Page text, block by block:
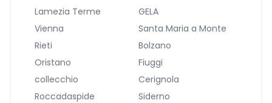
Lamezia Terme
GELA
Vienna
Santa Maria a Monte
Rieti
Bolzano
Oristano
Fiuggi
collecchio
Cerignola
Roccadaspide
Siderno